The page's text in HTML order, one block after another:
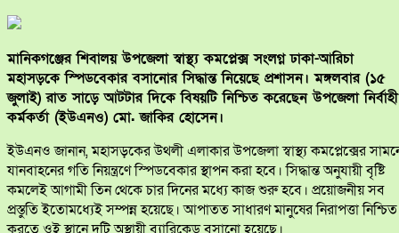
মানিকগঞ্জের শিবালয় উপজেলা স্বাস্থ্য কমপ্লেক্স সংলগ্ন ঢাকা-আরিচা
মহাসড়কে স্পিডবেকার বসানোর সিদ্ধান্ত নিয়েছে প্রশাসন। মঙ্গলবার (১৫
জুলাই) রাত সাড়ে আটটার দিকে বিষয়টি নিশ্চিত করেছেন উপজেলা নির্বাহী
কর্মকর্তা (ইউএনও) মো. জাকির হোসেন।
ইউএনও জানান, মহাসড়কের উথলী এলাকার উপজেলা স্বাস্থ্য কমপ্লেক্সের
যানবাহনের গতি নিয়ন্ত্রণে স্পিডবেকার স্থাপন করা হবে। সিদ্ধান্ত অনুযায়ী বৃষ্টি
কমলেই আগামী তিন থেকে চার দিনের মধ্যে কাজ শুরু হবে। প্রয়োজনীয় সব
প্রস্তুতি ইতোমধ্যেই সম্পন্ন হয়েছে। আপাতত সাধারণ মানুষের নিরাপত্তা নিশ্চিত